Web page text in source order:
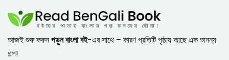
আজই শুরু করুনপড়ুন বাংলা বই-এর সাথে – কারণ প্রতিটি পৃষ্ঠায় আছে এক অনন্য
গল্প!